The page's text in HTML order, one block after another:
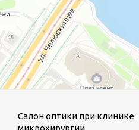
Салон оптики при клинике